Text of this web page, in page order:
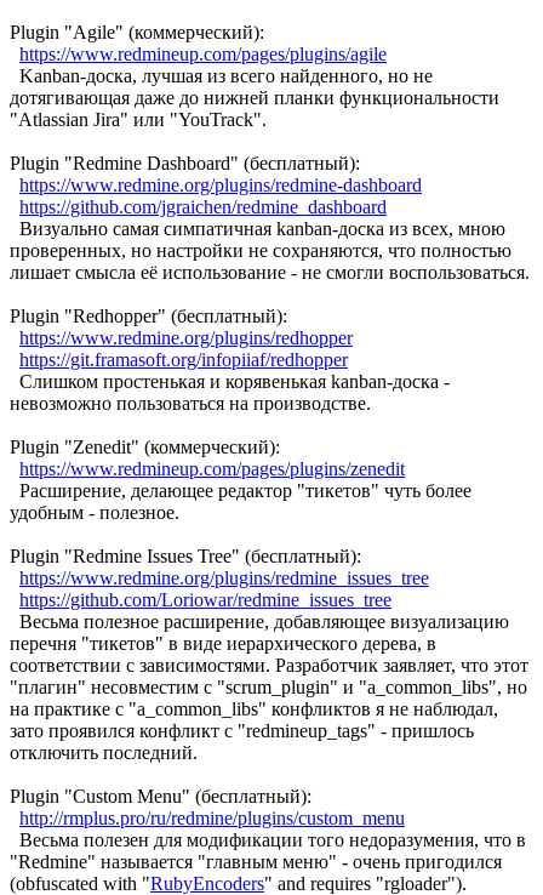
Plugin "Agile" (коммерческий):
https://www.redmineup.com/pages/plugins/agile
Kanban-доска, лучшая из всего найденного, но не
дотягивающая даже до нижней планки функциональности
"Atlassian Jira" или "YouTrack".
Plugin "Redmine Dashboard" (бесплатный):
https://www.redmine.org/plugins/redmine-dashboard
https://github.com/jgraichen/redmine_dashboard
Визуально самая симпатичная kanban-доска из всех, мною
проверенных, но настройки не сохраняются, что полностью
лишает смысла её использование - не смогли воспользоваться.
Plugin "Redhopper" (бесплатный):
https://www.redmine.org/plugins/redhopper
https://git.framasoft.org/infopiiaf/redhopper
Слишком простенькая и корявенькая kanban-доска -
невозможно пользоваться на производстве.
Plugin "Zenedit" (коммерческий):
https://www.redmineup.com/pages/plugins/zenedit
Расширение, делающее редактор "тикетов" чуть более
удобным - полезное.
Plugin "Redmine Issues Tree" (бесплатный):
https://www.redmine.org/plugins/redmine_issues_tree
https://github.com/Loriowar/redmine_issues_tree
Весьма полезное расширение, добавляющее визуализацию
перечня "тикетов" в виде иерархического дерева, в
соответствии с зависимостями. Разработчик заявляет, что этот
"плагин" несовместим с "scrum_plugin" и "a_common_libs", но
на практике с "a_common_libs" конфликтов я не наблюдал,
зато проявился конфликт с "redmineup_tags" - пришлось
отключить последний.
Plugin "Custom Menu" (бесплатный):
http://rmplus.pro/ru/redmine/plugins/custom_menu
Весьма полезен для модификации того недоразумения, что в
"Redmine" называется "главным меню" - очень пригодился
(obfuscated with "RubyEncoders" and requires "rgloader").